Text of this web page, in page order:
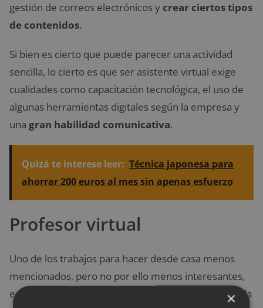
gestión de correos electrónicos y crear ciertos tipos
de contenidos.
Si bien es cierto que puede parecer una actividad
sencilla, lo cierto es que ser asistente virtual exige
cualidades como capacitación tecnológica, el uso de
algunas herramientas digitales según la empresa y
una gran habilidad comunicativa.
Quizá te interese leer: Técnica japonesa para
ahorrar 200 euros al mes sin apenas esfuerzo
Profesor virtual
Uno de los trabajos para hacer desde casa menos
mencionados, pero no por ello menos interesantes,
es el de profesor virtual. Con el avance tecnológico, la
×